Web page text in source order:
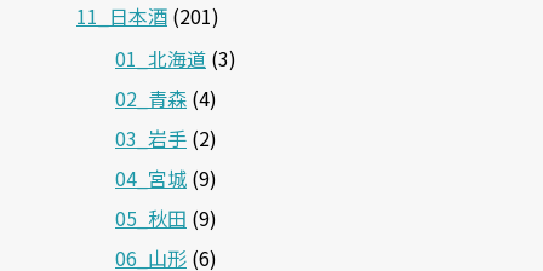
11_日本酒 (201)
01_北海道 (3)
02_青森 (4)
03_岩手 (2)
04_宮城 (9)
05_秋田 (9)
06_山形 (6)